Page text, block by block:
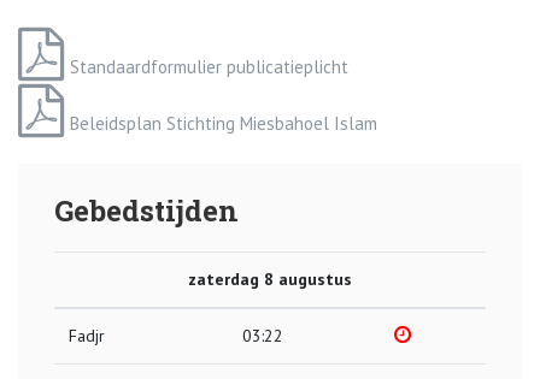
Standaardformulier publicatieplicht
Beleidsplan Stichting Miesbahoel Islam
Gebedstijden
zaterdag 8 augustus
Fadjr 03:22